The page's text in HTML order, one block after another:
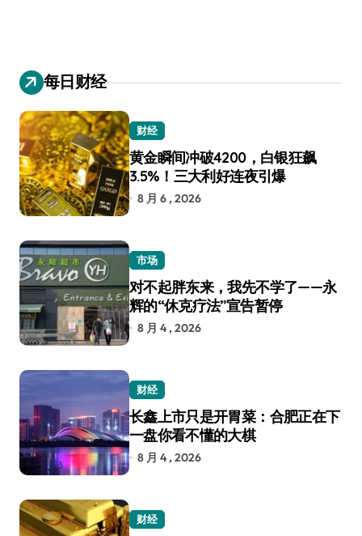
每日财经
财经
黄金瞬间冲破4200，白银狂飙
3.5%！三大利好连夜引爆
8 月 6 , 2026
市场
对不起胖东来，我先不学了——永
辉的“休克疗法”宣告暂停
8 月 4 , 2026
财经
长鑫上市只是开胃菜：合肥正在下
一盘你看不懂的大棋
8 月 4 , 2026
财经